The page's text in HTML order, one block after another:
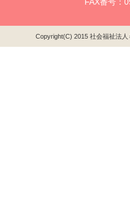
FAX番号：
Copyright(C) 2015 社会福祉法人